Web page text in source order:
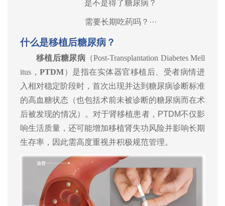
是不是得了糖尿病？
需要长期吃药吗？···
什么是移植后糖尿病？
移植后糖尿病 （Post-Transplantation Diabetes Mell
itus ，PTDM） 是指在实体器官移植后、受者病情进
入相对稳定阶段时，首次出现并达到糖尿病诊断标准
的高血糖状态（也包括术前未被诊断的糖尿病而在术
后被发现的情况）。对于肾移植患者，PTDM不仅影
响生活质量，还可能增加移植肾失功风险并影响长期
生存率，因此需高度重视并积极规范管理。